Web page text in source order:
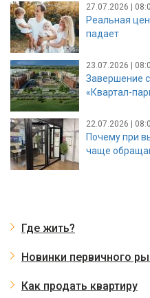
27.07.2026 |
Реальная
падает
23.07.2026 |
Завершение
«Квартал-
22.07.2026 |
Почему при
чаще
Где жить?
Новинки первичного
Как продать квартиру